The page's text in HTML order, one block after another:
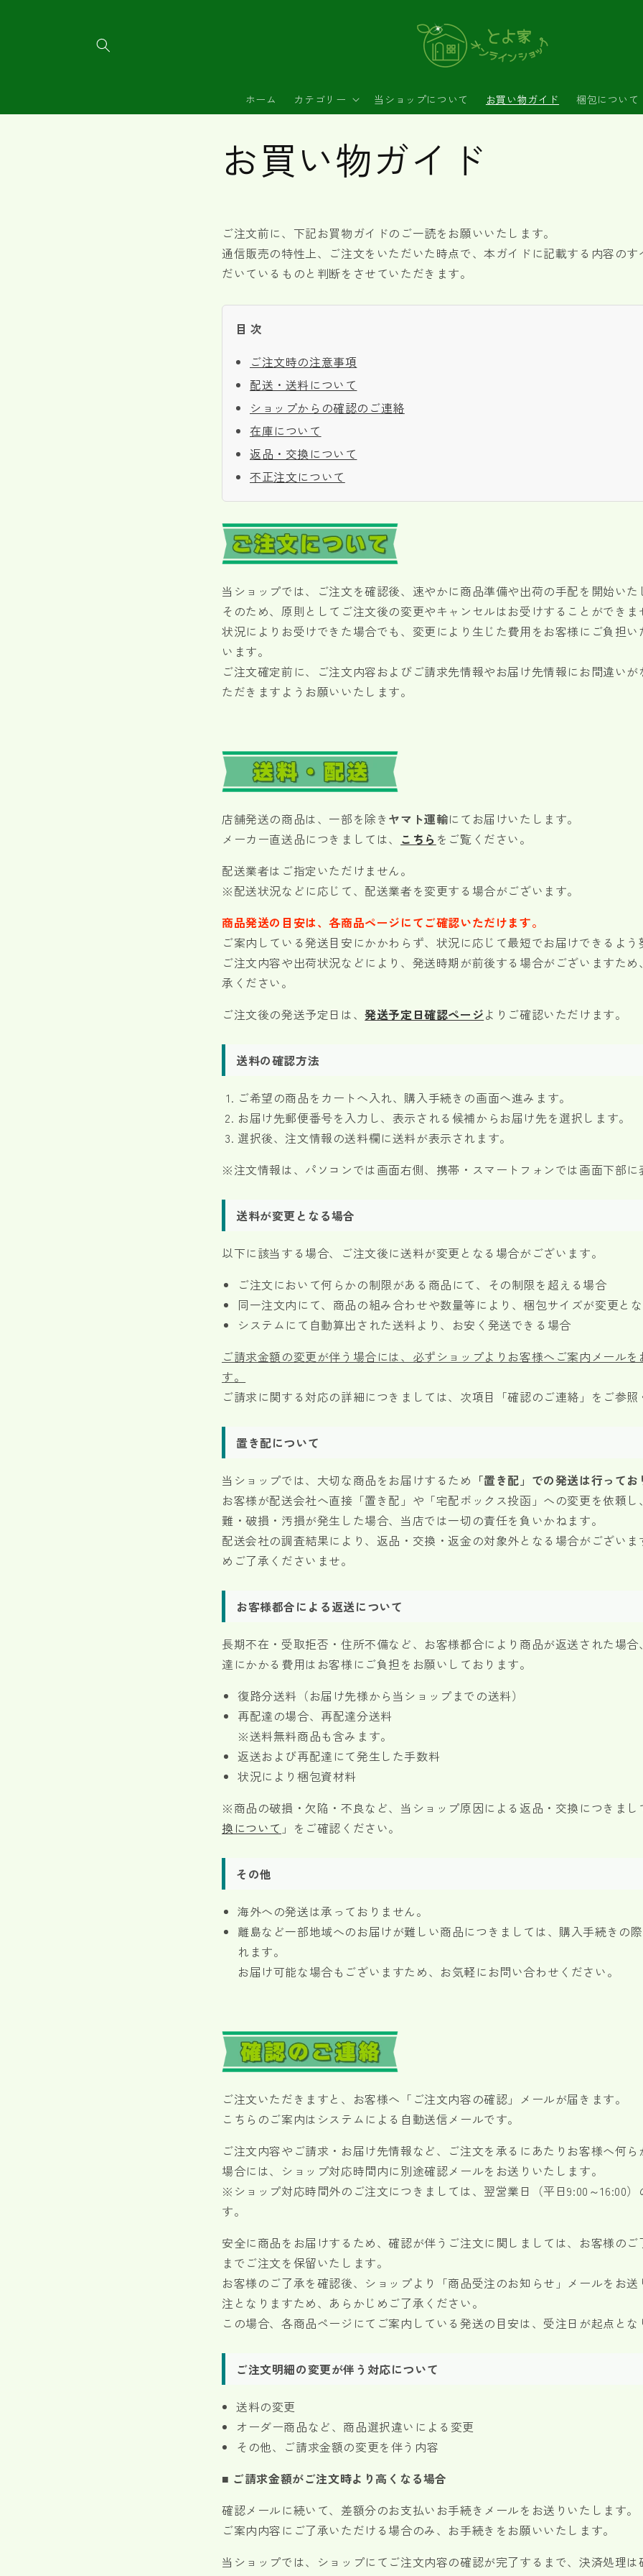
ホーム カテゴリー 当ショップについて お買い物ガイド 梱包について
お買い物ガイド
ご注文前に、下記お買物ガイドのご一読をお願いいたします。
通信販売の特性上、ご注文をいただいた時点で、本ガイドに記載する内容のす
だいているものと判断をさせていただきます。
目 次
ご注文時の注意事項
配送・送料について
ショップからの確認のご連絡
在庫について
返品・交換について
不正注文について
当ショップでは、ご注文を確認後、速やかに商品準備や出荷の手配を開始いた
そのため、原則としてご注文後の変更やキャンセルはお受けすることができま
状況によりお受けできた場合でも、変更により生じた費用をお客様にご負担
います。
ご注文確定前に、ご注文内容およびご請求先情報やお届け先情報にお間違いが
ただきますようお願いいたします。
店舗発送の商品は、一部を除きヤマト運輸にてお届けいたします。
メーカー直送品につきましては、 こちら をご覧ください。
配送業者はご指定いただけません。
※配送状況などに応じて、配送業者を変更する場合がございます。
商品発送の目安は、各商品ページにてご確認いただけます。
ご案内している発送目安にかかわらず、状況に応じて最短でお届けできるよう
ご注文内容や出荷状況などにより、発送時期が前後する場合がございますため
承ください。
ご注文後の発送予定日は、発送予定日確認ページよりご確認いただけます。
送料の確認方法
ご希望の商品をカートへ入れ、購入手続きの画面へ進みます。
お届け先郵便番号を入力し、表示される候補からお届け先を選択します。
選択後、注文情報の送料欄に送料が表示されます。
※注文情報は、パソコンでは画面右側、携帯・スマートフォンでは画面下部に
送料が変更となる場合
以下に該当する場合、ご注文後に送料が変更となる場合がございます。
ご注文において何らかの制限がある商品にて、その制限を超える場合
同一注文内にて、商品の組み合わせや数量等により、梱包サイズが変更と
システムにて自動算出された送料より、お安く発送できる場合
ご請求金額の変更が伴う場合には、必ずショップよりお客様へご案内メールを
す。
ご請求に関する対応の詳細につきましては、次項目「確認のご連絡」をご参照
置き配について
当ショップでは、大切な商品をお届けするため 「置き配」での発送は行ってお
お客様が配送会社へ直接「置き配」や「宅配ボックス投函」への変更を依頼
難・破損・汚損が発生した場合、当店では一切の責任を負いかねます。
配送会社の調査結果により、返品・交換・返金の対象外となる場合がございま
めご了承くださいませ。
お客様都合による返送について
長期不在・受取拒否・住所不備など、お客様都合により商品が返送された場合
達にかかる費用はお客様にご負担をお願いしております。
復路分送料（お届け先様から当ショップまでの送料）
再配達の場合、再配達分送料
※送料無料商品も含みます。
返送および再配達にて発生した手数料
状況により梱包資材料
※商品の破損・欠陥・不良など、当ショップ原因による返品・交換につきまし
換について 」をご確認ください。
その他
海外への発送は承っておりません。
離島など一部地域へのお届けが難しい商品につきましては、購入手続きの
れます。
お届け可能な場合もございますため、お気軽にお問い合わせください。
ご注文いただきますと、お客様へ「ご注文内容の確認」メールが届きます。
こちらのご案内はシステムによる自動送信メールです。
ご注文内容やご請求・お届け先情報など、ご注文を承るにあたりお客様へ何ら
場合には、ショップ対応時間内に別途確認メールをお送りいたします。
※ショップ対応時間外のご注文につきましては、翌営業日（平日9:00～16:00）
す。
安全に商品をお届けするため、確認が伴うご注文に関しましては、お客様のご
までご注文を保留いたします。
お客様のご了承を確認後、ショップより「商品受注のお知らせ」メールをお送
注となりますため、あらかじめご了承ください。
この場合、各商品ページにてご案内している発送の目安は、受注日が起点とな
ご注文明細の変更が伴う対応について
送料の変更
オーダー商品など、商品選択違いによる変更
その他、ご請求金額の変更を伴う内容
■ ご請求金額がご注文時より高くなる場合
確認メールに続いて、差額分のお支払いお手続きメールをお送りいたします。
ご案内内容にご了承いただける場合のみ、お手続きをお願いいたします。
当ショップでは、ショップにてご注文内容の確認が完了するまで、決済処理は